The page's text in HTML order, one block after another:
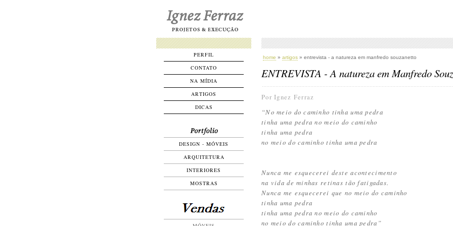
PERFIL
CONTATO
NA MÍDIA
ARTIGOS
DICAS
DESIGN - MÓVEIS
ARQUITETURA
INTERIORES
MOSTRAS
home » artigos » entrevista - a natureza em manfredo souzanetto
ENTREVISTA - A natureza em Manfredo
Por Ignez Ferraz
“No meio do caminho tinha uma pedra
tinha uma pedra no meio do caminho
tinha uma pedra
no meio do caminho tinha uma pedra
Nunca me esquecerei deste acontecimento
na vida de minhas retinas tão fatigadas.
Nunca me esquecerei que no meio do caminho
tinha uma pedra
tinha uma pedra no meio do caminho
no meio do caminho tinha uma pedra”